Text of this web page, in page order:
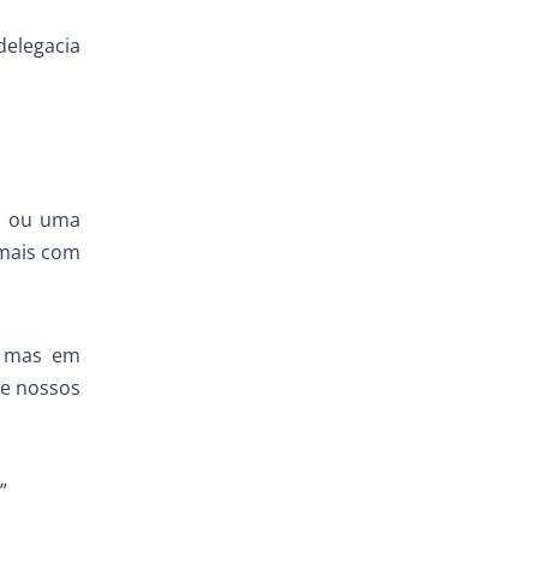
ou uma
com
em
nossos